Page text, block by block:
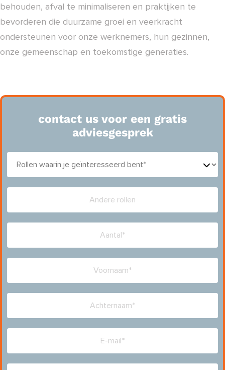
behouden, afval te minimaliseren en praktijken te
bevorderen die duurzame groei en veerkracht
ondersteunen voor onze werknemers, hun gezinnen,
onze gemeenschap en toekomstige generaties.
contact us voor een gratis
adviesgesprek